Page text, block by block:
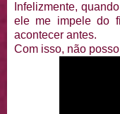
Infelizmente,
ele me impele do
acontecer antes.
Com isso, não